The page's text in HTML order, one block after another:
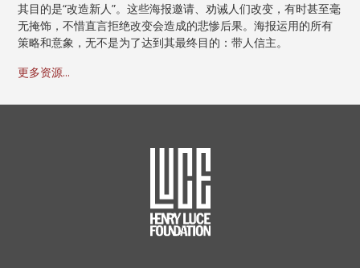
其目的是“改造新人”。这些海报邀请、劝诫人们改变，有时甚至毫
无掩饰，不惜直言拒绝改变会造成的悲惨后果。海报运用的所有
策略和意象，无不是为了达到其最终目的：带人信主。
更多资源...